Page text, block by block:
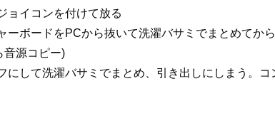
ョイコンを付けて放る
ーボードをPCから抜いて洗濯バサミでまとめてか
音源コピー)
にして洗濯バサミでまとめ、引き出しにしまう。コ